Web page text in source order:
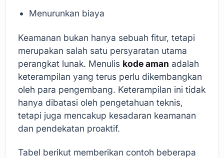
Menurunkan biaya
Keamanan bukan hanya sebuah fitur, tetapi
merupakan salah satu persyaratan utama
perangkat lunak. Menulis kode aman adalah
keterampilan yang terus perlu dikembangkan
oleh para pengembang. Keterampilan ini tidak
hanya dibatasi oleh pengetahuan teknis,
tetapi juga mencakup kesadaran keamanan
dan pendekatan proaktif.
Tabel berikut memberikan contoh beberapa